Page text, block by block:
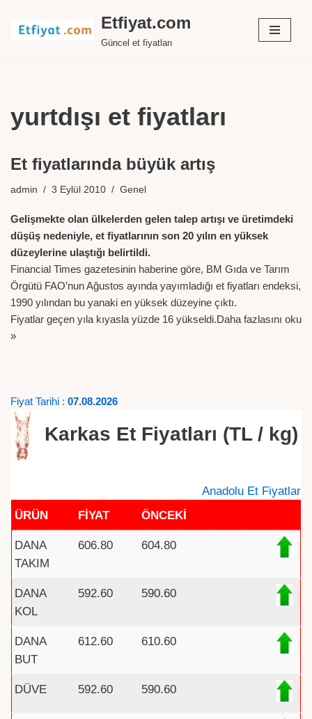
İçeriğe
Etfiyat.com
Güncel et fiyatları
yurtdışı et fiyatları
Et fiyatlarında büyük artış
admin 3 Eylül 2010 Genel
Gelişmekte olan ülkelerden gelen talep artışı ve üretimdeki
düşüş nedeniyle, et fiyatlarının son 20 yılın en yüksek
düzeylerine ulaştığı belirtildi.
Financial Times gazetesinin haberine göre, BM Gıda ve Tarım
Örgütü FAO’nun Ağustos ayında yayımladığı et fiyatları endeksi,
1990 yılından bu yanaki en yüksek düzeyine çıktı.
Fiyatlar geçen yıla kıyasla yüzde 16 yükseldi.Daha fazlasını oku
»
Fiyat Tarihi : 07.08.2026
Karkas Et Fiyatları (TL / kg)
Anadolu Et Fiyatlar
ÜRÜN
FİYAT ÖNCEKİ
DANA
TAKIM
606.80 604.80
DANA
KOL
592.60 590.60
DANA
BUT
612.60 610.60
DÜVE 592.60 590.60